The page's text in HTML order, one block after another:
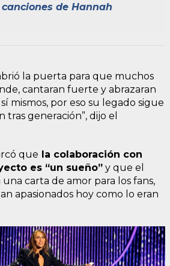
de Hannah
la puerta para que muchos
cantaran fuerte y abrazaran
mismos, por eso su legado sigue
generación”, dijo el
que la colaboración con
es “un sueño” y que el
una carta de amor para los fans,
apasionados hoy como lo eran